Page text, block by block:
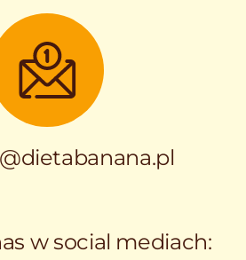
w social mediach: